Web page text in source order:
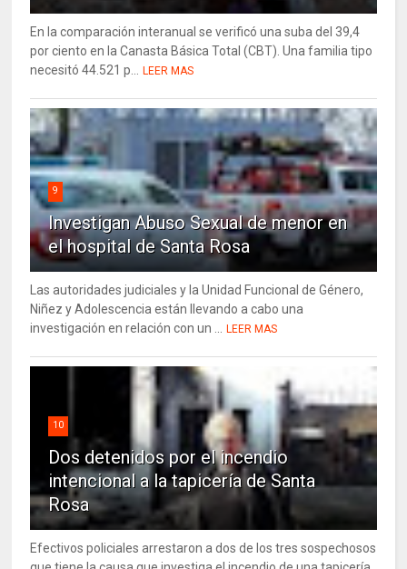
En la comparación interanual se verificó una suba del 39,4
por ciento en la Canasta Básica Total (CBT). Una familia tipo
necesitó 44.521 p...
LEER MAS
9
Investigan Abuso Sexual de menor en
el hospital de Santa Rosa
Las autoridades judiciales y la Unidad Funcional de Género,
Niñez y Adolescencia están llevando a cabo una
investigación en relación con un ...
LEER MAS
10
Dos detenidos por el incendio
intencional a la tapicería de Santa
Rosa
Efectivos policiales arrestaron a dos de los tres sospechosos